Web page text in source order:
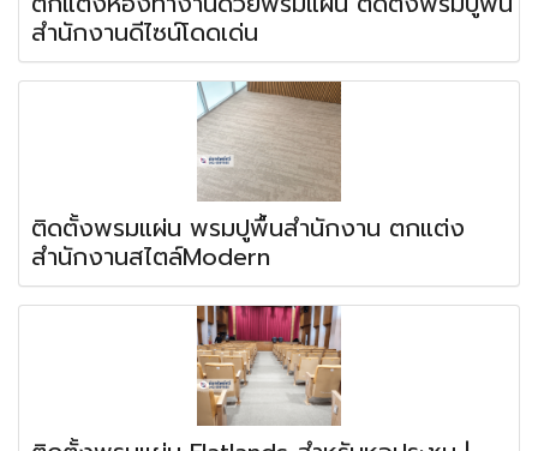
สำนักงานดีไซน์โดดเด่น
ติดตั้งพรมแผ่น พรมปูพื้นสำนักงาน ตกแต่ง
สำนักงานสไตล์Modern